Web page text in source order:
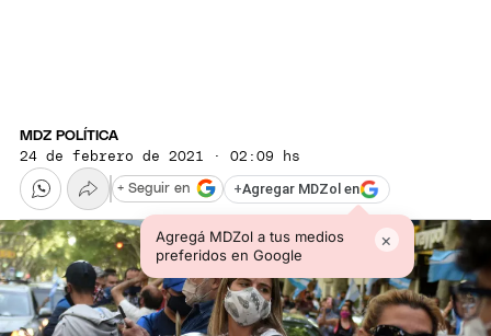
MDZ POLÍTICA
24 de febrero de 2021 · 02:09 hs
+Agregar MDZol en
Agregá MDZol a tus medios
preferidos en Google
×
+ Seguir en